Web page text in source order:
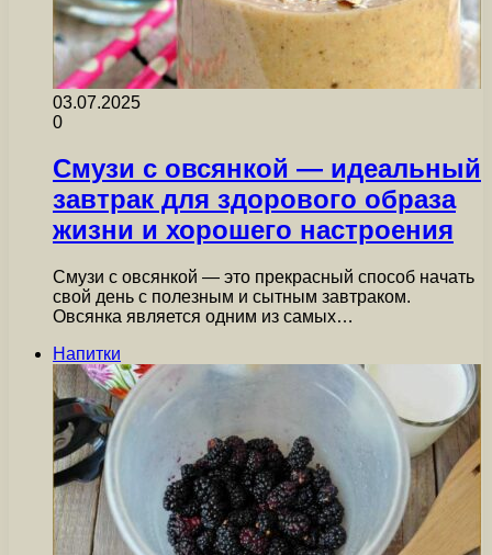
03.07.2025
0
Смузи с овсянкой — идеальный
завтрак для здорового образа
жизни и хорошего настроения
Смузи с овсянкой — это прекрасный способ начать
свой день с полезным и сытным завтраком.
Овсянка является одним из самых…
Напитки